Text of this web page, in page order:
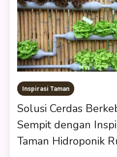
Inspirasi Taman
Solusi Cerdas
Sempit dengan
Taman Hidroponik